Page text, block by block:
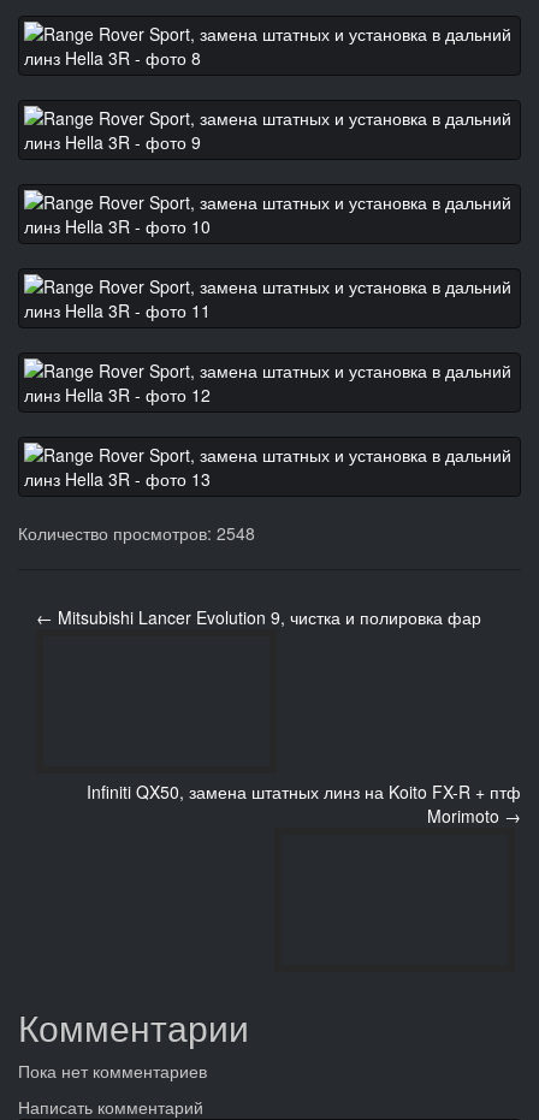
Количество просмотров: 2548
← Mitsubishi Lancer Evolution 9, чистка и полировка фар
Infiniti QX50, замена штатных линз на Koito FX-R + птф
Morimoto →
Комментарии
Пока нет комментариев
Написать комментарий